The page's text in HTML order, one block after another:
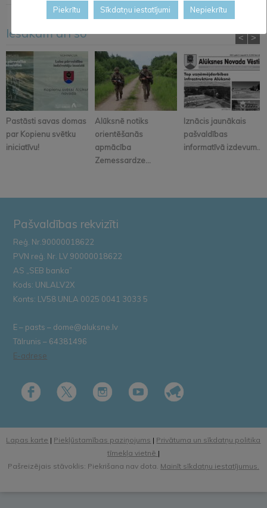
Iesakām arī šo
Pastāsti savas domas
par Kopienu svētku
iniciatīvu!
Alūksnē notiks
orientēšanās
apmācība
Zemessardze...
Iznācis jaunākais
pašvaldības
informatīvā izdevum...
< >
Pašvaldības rekvizīti
Reģ. Nr.90000018622
PVN reģ. Nr. LV 90000018622
AS „SEB banka”
Kods: UNLALV2X
Konts: LV58 UNLA 0025 0041 3033 5
E – pasts – dome@aluksne.lv
Tālrunis – 64381496
E-adrese
Lapas karte | Piekļūstamības paziņojums | Privātuma un sīkdatņu politika
tīmekļa vietnē |
Pašreizējais stāvoklis: Piekrišana nav dota. Mainīt sīkdatņu iestatījumus.
Piekrītu Sīkdatņu iestatījumi Nepiekrītu